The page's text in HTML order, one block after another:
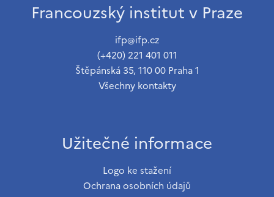
Francouzský institut v Praze
ifp@ifp.cz
(+420) 221 401 011
Štěpánská 35, 110 00 Praha 1
Všechny kontakty
Užitečné informace
Logo ke stažení
Ochrana osobních údajů